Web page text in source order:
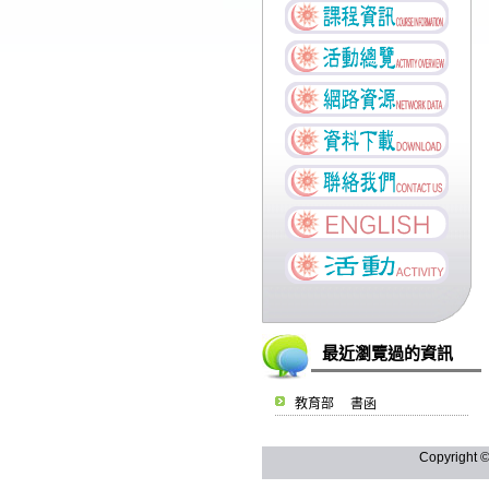
最近瀏覽過的資訊
教育部 書函
Copyright